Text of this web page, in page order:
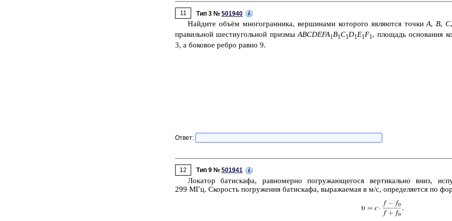
11 Тип 3 № 501940 i
Най­ди­те объём мно­го­гран­ни­ка, вер­ши­на­ми ко­то­ро­го яв­ля­ют­ся точкиA, B,C,
пра­виль­ной ше­сти­уголь­ной приз­мыABCDEFA1B1C1D1E1F1, пло­щадь ос­но­ва­ния
3, а бо­ко­вое ребро равно 9.
Ответ:
12 Тип 9 № 501941 i
Ло­ка­тор ба­ти­ска­фа, рав­но­мер­но по­гру­жа­ю­ще­го­ся вер­ти­каль­но вниз,
299 МГц. Ско­рость по­гру­же­ния ба­ти­ска­фа, вы­ра­жа­е­мая в м/с, опре­де­ля­ет­ся по